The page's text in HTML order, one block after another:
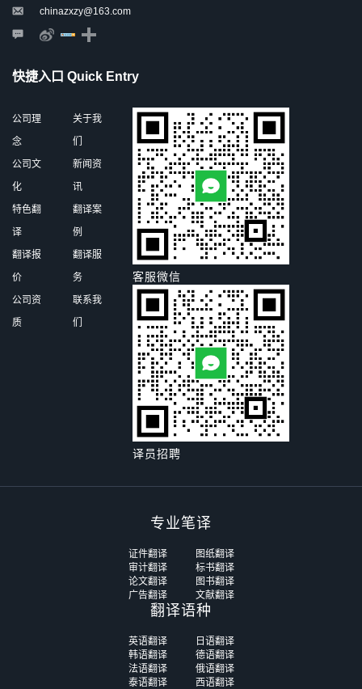
chinazxzy@163.com
快捷入口 Quick Entry
公司理
念
公司文
化
特色翻
译
翻译报
价
公司资
质
关于我
们
新闻资
讯
翻译案
例
翻译服
务
联系我
们
客服微信
译员招聘
专业笔译
证件翻译
图纸翻译
审计翻译
标书翻译
论文翻译
图书翻译
广告翻译
文献翻译
翻译语种
英语翻译
日语翻译
韩语翻译
德语翻译
法语翻译
俄语翻译
泰语翻译
西语翻译